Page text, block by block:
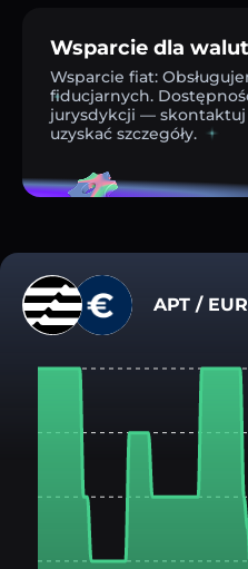
Wsparcie dla
Wsparcie fiat:
fiducjarnych.
jurysdykcji — skontaktuj
uzyskać szczegóły.
APT / EUR